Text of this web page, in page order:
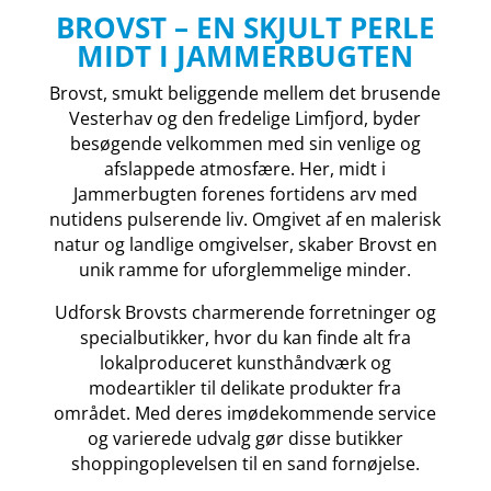
BROVST – EN SKJULT PERLE
MIDT I JAMMERBUGTEN
Brovst, smukt beliggende mellem det brusende
Vesterhav og den fredelige Limfjord, byder
besøgende velkommen med sin venlige og
afslappede atmosfære. Her, midt i
Jammerbugten forenes fortidens arv med
nutidens pulserende liv. Omgivet af en malerisk
natur og landlige omgivelser, skaber Brovst en
unik ramme for uforglemmelige minder.
Udforsk Brovsts charmerende forretninger og
specialbutikker, hvor du kan finde alt fra
lokalproduceret kunsthåndværk og
modeartikler til delikate produkter fra
området. Med deres imødekommende service
og varierede udvalg gør disse butikker
shoppingoplevelsen til en sand fornøjelse.